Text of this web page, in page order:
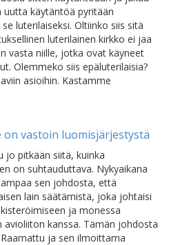
uutta käytäntöä pyritään
luterilaiseksi. Oltiinko siis sitä
luterilainen kirkko ei jaa
vasta niille, jotka ovat käyneet
Olemmeko siis epäluterilaisia?
asioihin. Kastamme
vastoin luomisjärjestystä
jo pitkään siitä, kuinka
on suhtauduttava. Nykyaikana
sen johdosta, että
lain säätämistä, joka johtaisi
ja monessa
avioliiton kanssa. Tämän johdosta
ja sen ilmoittama